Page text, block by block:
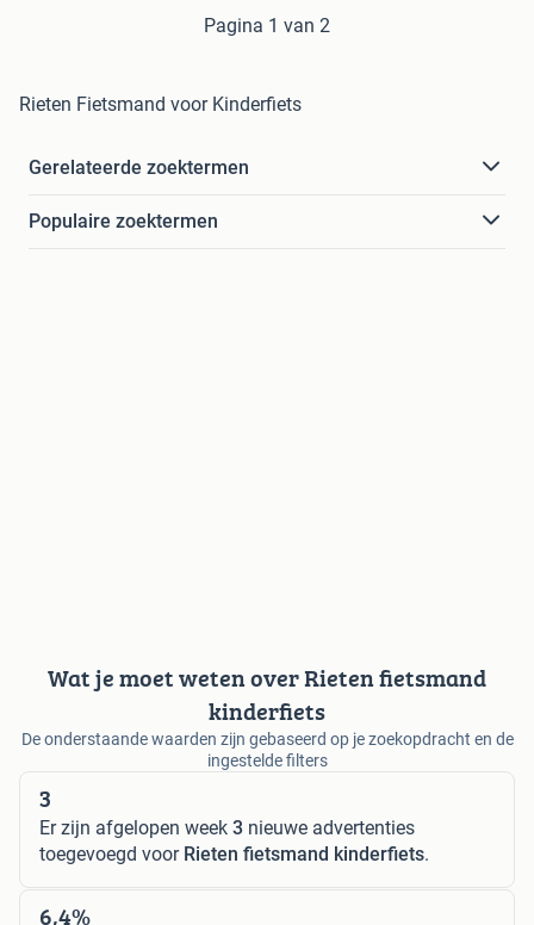
Pagina 1 van 2
Rieten Fietsmand voor Kinderfiets
Gerelateerde zoektermen
Populaire zoektermen
Wat je moet weten over Rieten fietsmand
kinderfiets
De onderstaande waarden zijn gebaseerd op je zoekopdracht en de
ingestelde filters
3
Er zijn afgelopen week 3 nieuwe advertenties
toegevoegd voor Rieten fietsmand kinderfiets.
6,4%